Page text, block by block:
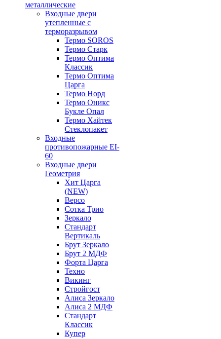
металлические
Входные двери
утепленные с
терморазрывом
Термо SOROS
Термо Старк
Термо Оптима
Классик
Термо Оптима
Царга
Термо Норд
Термо Оникс
Букле Опал
Термо Хайтек
Стеклопакет
Входные
противопожарные EI-
60
Входные двери
Геометрия
Хит Царга
(NEW)
Версо
Сотка Трио
Зеркало
Стандарт
Вертикаль
Брут Зеркало
Брут 2 МДФ
Форта Царга
Техно
Викинг
Стройгост
Алиса Зеркало
Алиса 2 МДФ
Стандарт
Классик
Купер